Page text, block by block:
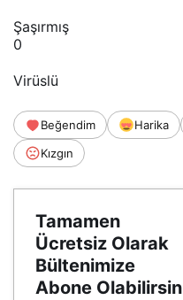
Şaşırmış
0
Virüslü
Beğendim Harika
Kızgın
Tamamen
Ücretsiz Olarak
Bültenimize
Abone Olabilirsin